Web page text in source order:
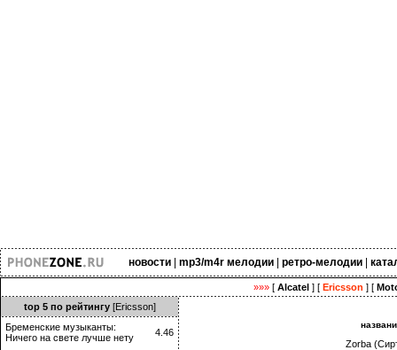
новости| mp3/m4r мелодии| ретро-мелодии|
»»»[ Alcatel] [ Ericsson ] [
top 5 по рейтингу[Ericsson]
Бременские музыканты:
Ничего на свете лучше нету
4.46
Zorba